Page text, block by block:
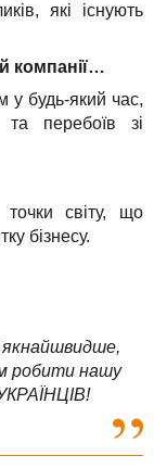
які існують
компанії…
у будь-який час,
перебоїв зі
світу, що
бізнесу.
робити нашу